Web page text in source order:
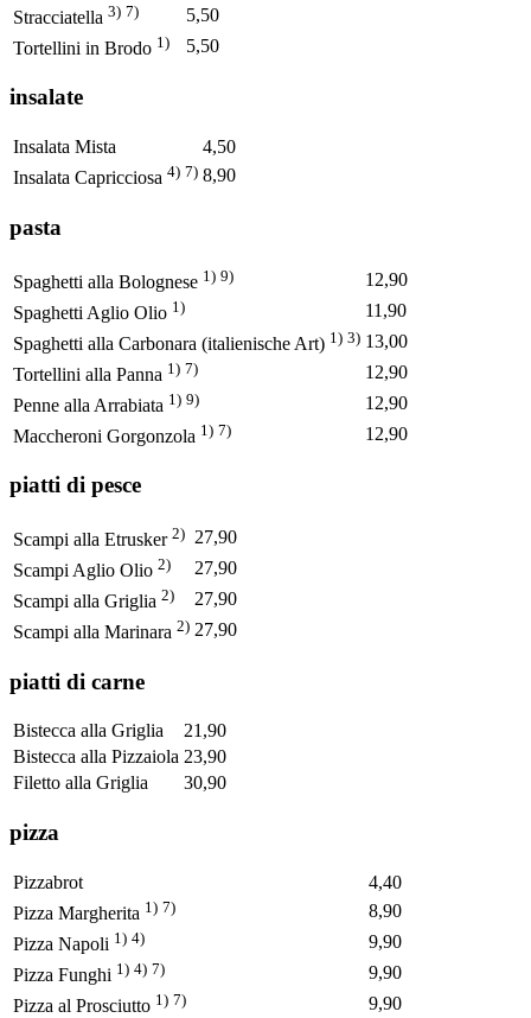
Stracciatella 3) 7)
5,50
Tortellini in Brodo 1) 5,50
insalate
Insalata Mista
4,50
Insalata Capricciosa 4) 7) 8,90
pasta
Spaghetti alla Bolognese 1) 9)
12,90
Spaghetti Aglio Olio 1)
11,90
Spaghetti alla Carbonara (italienische Art) 1) 3) 13,00
Tortellini alla Panna 1) 7)
12,90
Penne alla Arrabiata 1) 9)
12,90
Maccheroni Gorgonzola 1) 7) 12,90
piatti di pesce
Scampi alla Etrusker 2) 27,90
Scampi Aglio Olio 2)
27,90
Scampi alla Griglia 2)
27,90
Scampi alla Marinara 2) 27,90
piatti di carne
Bistecca alla Griglia
21,90
Bistecca alla Pizzaiola 23,90
Filetto alla Griglia
30,90
pizza
Pizzabrot
4,40
Pizza Margherita 1) 7)
8,90
Pizza Napoli 1) 4)
9,90
Pizza Funghi 1) 4) 7)
9,90
Pizza al Prosciutto 1) 7)
9,90